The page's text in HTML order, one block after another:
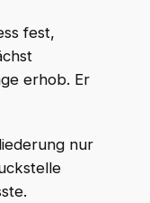
fest,
erhob. Er
nur